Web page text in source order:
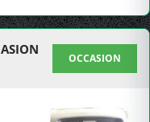
OCCASION